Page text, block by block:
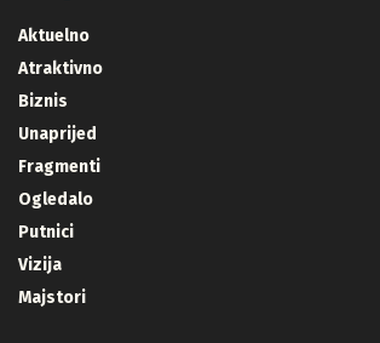
Aktuelno
Atraktivno
Biznis
Unaprijed
Fragmenti
Ogledalo
Putnici
Vizija
Majstori